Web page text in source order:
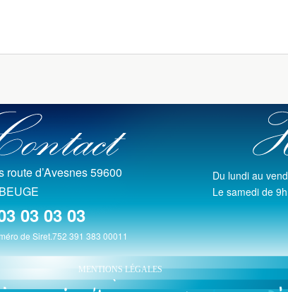
route d’Avesnes 59600
03 03 03
de Siret.752 391 383 00011
Du lundi au
Le samedi de
MENTIONS LÉGALES